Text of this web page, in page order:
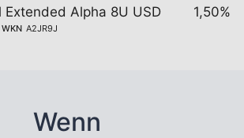
Extended Alpha 8U USD
WKN A2JR9J
1,50%
Wenn